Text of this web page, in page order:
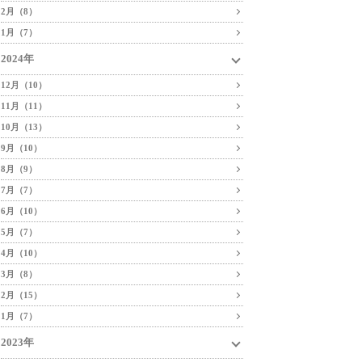
2月（8）
1月（7）
2024年
12月（10）
11月（11）
10月（13）
9月（10）
8月（9）
7月（7）
6月（10）
5月（7）
4月（10）
3月（8）
2月（15）
1月（7）
2023年